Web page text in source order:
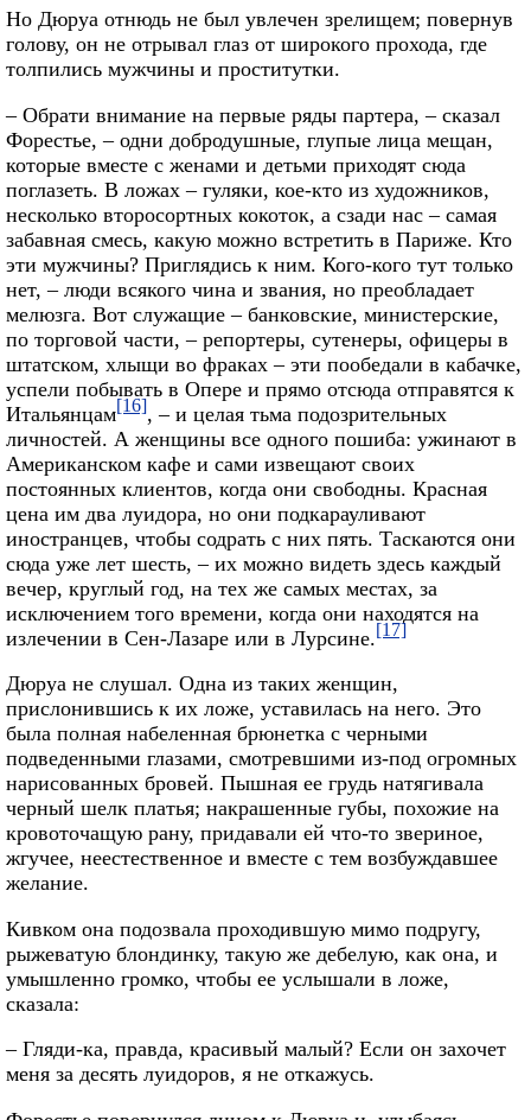
Но Дюруа отнюдь не был увлечен зрелищем; повернув
голову, он не отрывал глаз от широкого прохода, где
толпились мужчины и проститутки.
– Обрати внимание на первые ряды партера, – сказал
Форестье, – одни добродушные, глупые лица мещан,
которые вместе с женами и детьми приходят сюда
поглазеть. В ложах – гуляки, кое-кто из художников,
несколько второсортных кокоток, а сзади нас – самая
забавная смесь, какую можно встретить в Париже. Кто
эти мужчины? Приглядись к ним. Кого-кого тут только
нет, – люди всякого чина и звания, но преобладает
мелюзга. Вот служащие – банковские, министерские,
по торговой части, – репортеры, сутенеры, офицеры в
штатском, хлыщи во фраках – эти пообедали в кабачке,
успели побывать в Опере и прямо отсюда отправятся к
Итальянцам[16], – и целая тьма подозрительных
личностей. А женщины все одного пошиба: ужинают в
Американском кафе и сами извещают своих
постоянных клиентов, когда они свободны. Красная
цена им два луидора, но они подкарауливают
иностранцев, чтобы содрать с них пять. Таскаются они
сюда уже лет шесть, – их можно видеть здесь каждый
вечер, круглый год, на тех же самых местах, за
исключением того времени, когда они находятся на
излечении в Сен-Лазаре или в Лурсине.[17]
Дюруа не слушал. Одна из таких женщин,
прислонившись к их ложе, уставилась на него. Это
была полная набеленная брюнетка с черными
подведенными глазами, смотревшими из-под огромных
нарисованных бровей. Пышная ее грудь натягивала
черный шелк платья; накрашенные губы, похожие на
кровоточащую рану, придавали ей что-то звериное,
жгучее, неестественное и вместе с тем возбуждавшее
желание.
Кивком она подозвала проходившую мимо подругу,
рыжеватую блондинку, такую же дебелую, как она, и
умышленно громко, чтобы ее услышали в ложе,
сказала:
– Гляди-ка, правда, красивый малый? Если он захочет
меня за десять луидоров, я не откажусь.